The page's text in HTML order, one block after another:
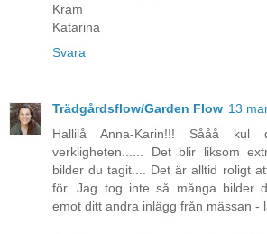
Kram
Katarina
Svara
Trädgårdsflow/Garden Flow 13
Hallilå Anna-Karin!!! Sååå
verkligheten...... Det blir liksom
bilder du tagit.... Det är alltid roligt
för. Jag tog inte så många bilder
emot ditt andra inlägg från mässan -